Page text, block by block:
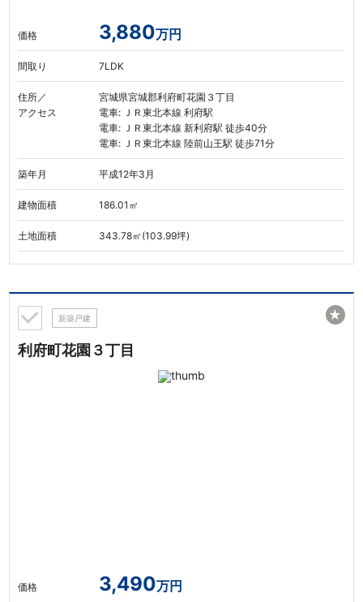
価格 3,880万円
間取り 7LDK
住所／
アクセス
宮城県宮城郡利府町花園３丁目
電車: ＪＲ東北本線 利府駅
電車: ＪＲ東北本線 新利府駅 徒歩40分
電車: ＪＲ東北本線 陸前山王駅 徒歩71分
築年月 平成12年3月
建物面積 186.01㎡
土地面積 343.78㎡(103.99坪)
新築戸建
利府町花園３丁目
価格 3,490万円
★